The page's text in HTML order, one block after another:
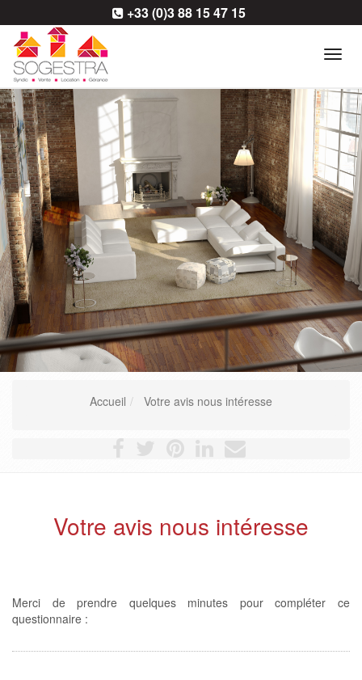
+33 (0)3 88 15 47 15
Accueil Votre avis nous intéresse
Votre avis nous intéresse
Merci de prendre quelques minutes pour compléter ce
questionnaire :